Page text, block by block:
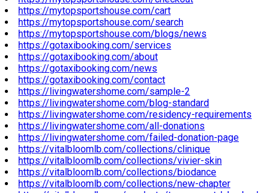
https://mytopsportshouse.com/cart
https://mytopsportshouse.com/search
https://mytopsportshouse.com/blogs/news
https://gotaxibooking.com/services
https://gotaxibooking.com/about
https://gotaxibooking.com/news
https://gotaxibooking.com/contact
https://livingwatershome.com/sample-2
https://livingwatershome.com/blog-standard
https://livingwatershome.com/residency-requirements
https://livingwatershome.com/all-donations
https://livingwatershome.com/failed-donation-page
https://vitalbloomlb.com/collections/clinique
https://vitalbloomlb.com/collections/vivier-skin
https://vitalbloomlb.com/collections/biodance
https://vitalbloomlb.com/collections/new-chapter